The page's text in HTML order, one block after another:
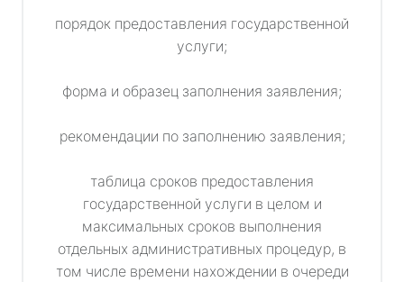
порядок предоставления государственной
услуги;
форма и образец заполнения заявления;
рекомендации по заполнению заявления;
таблица сроков предоставления
государственной услуги в целом и
максимальных сроков выполнения
отдельных административных процедур, в
том числе времени нахождении в очереди